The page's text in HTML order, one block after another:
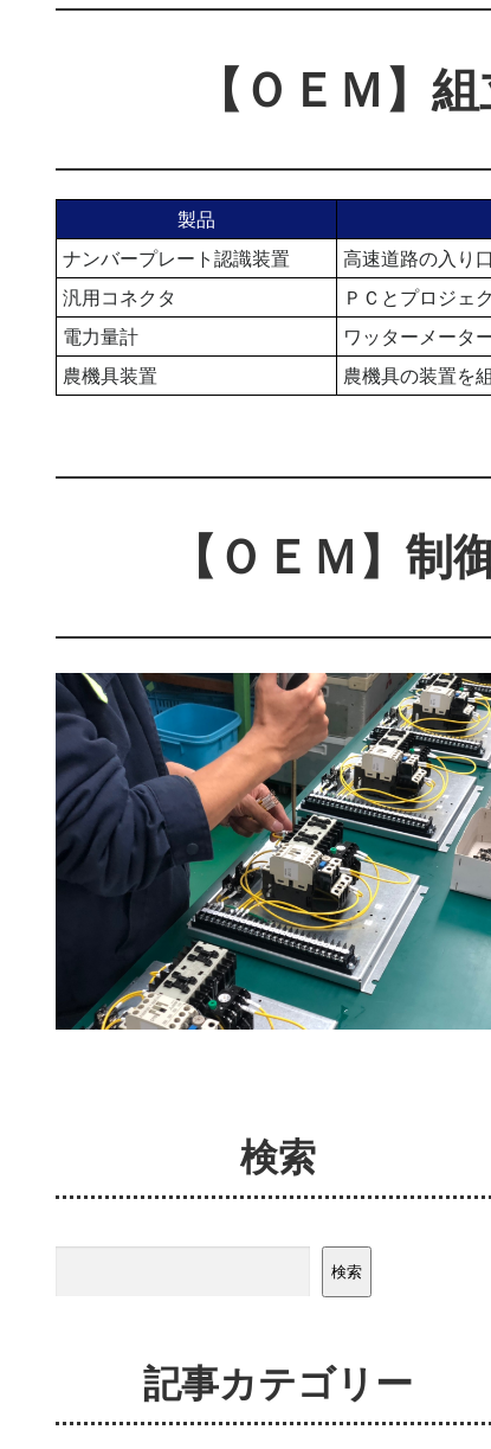
【ＯＥＭ】
製品
ナンバープレート認識装置
高速道路の入り
汎用コネクタ
ＰＣとプロジェ
電力量計
ワッターメータ
農機具装置
農機具の装置を
【ＯＥＭ】制
検索
検索
記事カテゴリー